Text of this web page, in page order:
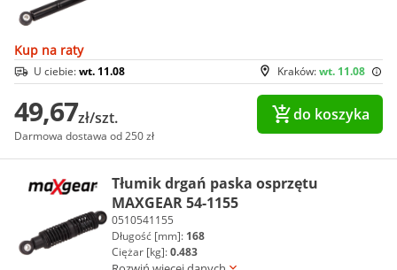
Kup na raty
Kraków:wt. 11.08
U ciebie:wt. 11.08
49,67zł/szt.
Darmowa dostawa od 250 zł
do koszyka
Tłumik drgań paska osprzętu
MAXGEAR 54-1155
0510541155
Długość [mm]: 168
Ciężar [kg]:0.483